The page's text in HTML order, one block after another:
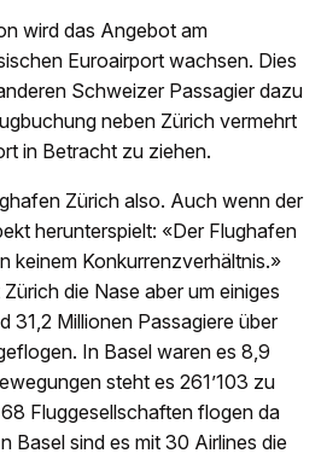
wird das Angebot am
Euroairport wachsen. Dies
Schweizer Passagier dazu
neben Zürich vermehrt
in Betracht zu ziehen.
Zürich also. Auch wenn der
herunterspielt: «Der Flughafen
keinem Konkurrenzverhältnis.»
die Nase aber um einiges
31,2 Millionen Passagiere über
In Basel waren es 8,9
steht es 261’103 zu
Fluggesellschaften flogen da
Basel sind es mit 30 Airlines die